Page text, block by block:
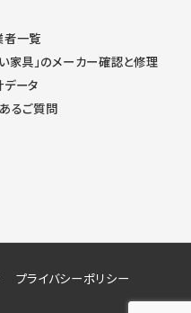
者一覧
い家具」のメーカー確認と修理
データ
るご質問
プライバシーポリシー